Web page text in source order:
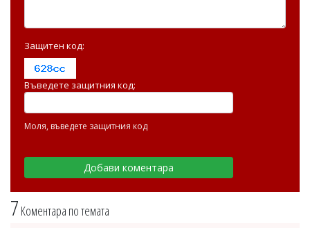
7 Коментара по темата
Защитен код:
Въведете защитния код:
Моля, въведете защитния код